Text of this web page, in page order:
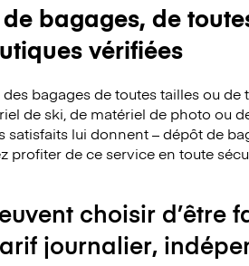
bagages, de
vérifiées
bagages de toutes tailles ou de
de ski, de matériel de photo ou
lui donnent – dépôt de
profiter de ce service en toute
choisir d’être
journalier,